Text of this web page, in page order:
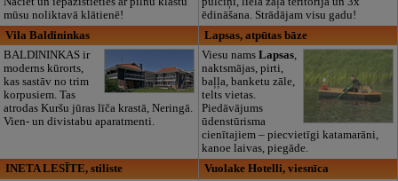
mūsu noliktavā klātienē!
ēdināšana. Strādājam visu gadu!
Vila Baldininkas
BALDININKAS ir
moderns kūrorts,
kas sastāv no trim
korpusiem. Tas
atrodas Kuršu jūras līča krastā, Neringā.
Vien- un divistabu aparatmenti.
Lapsas, atpūtas bāze
Viesu namsLapsas,
naktsmājas, pirti,
baļļa, banketu zāle,
telts vietas.
Piedāvājums
ūdenstūrisma
cienītajiem – piecvietīgi katamarāni,
kanoe laivas, piegāde.
INETA LESĪTE, stiliste
Vuolake Hotelli, viesnīca